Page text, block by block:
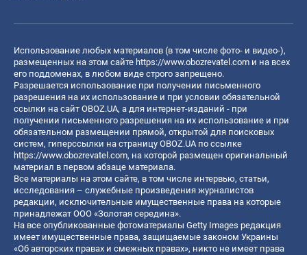
Использование любых материалов (в том числе фото- и видео-),
размещенных на этом сайте https://www.obozrevatel.com и на всех
его поддоменах, в любом виде строго запрещено.
Разрешается использование при получении письменного
разрешения на их использование и при условии обязательной
ссылки на сайт OBOZ.UA, а для интернет-изданий - при
получении письменного разрешения на их использование и при
обязательном размещении прямой, открытой для поисковых
систем, гиперссылки на страницу OBOZ.UA по ссылке
https://www.obozrevatel.com, на которой размещен оригинальный
материал в первом абзаце материала.
Все материалы на этом сайте, в том числе интервью, статьи,
исследования – служебные произведения журналистов
редакции, исключительные имущественные права на которые
принадлежат ООО «Золотая середина».
На все опубликованные фотоматериалы Getty Images редакция
имеет имущественные права, защищаемые законом Украины
«Об авторских правах и смежных правах», никто не имеет права